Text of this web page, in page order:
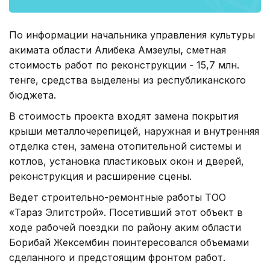
По информации начальника управления культуры
акимата области Алибека Амзеулы, сметная
стоимость работ по реконструкции - 15,7 млн.
тенге, средства выделены из республиканского
бюджета.
В стоимость проекта входят замена покрытия
крыши металлочерепицей, наружная и внутренняя
отделка стен, замена отопительной системы и
котлов, установка пластиковых окон и дверей,
реконструкция и расширение сцены.
Ведет строительно-ремонтные работы ТОО
«Тараз Элитстрой». Посетивший этот объект в
ходе рабочей поездки по району аким области
Борибай Жексембин поинтересовался объемами
сделанного и предстоящим фронтом работ.